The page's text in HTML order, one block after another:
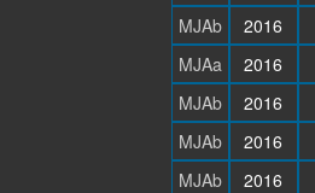
MJAb
2016
MJAa
2016
MJAb
2016
MJAb
2016
MJAb
2016